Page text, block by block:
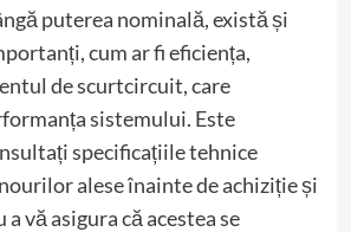
puterea nominală, există și
cum ar fi eficiența,
de scurtcircuit, care
sistemului. Este
specificațiile tehnice
alese înainte de achiziție și
vă asigura că acestea se